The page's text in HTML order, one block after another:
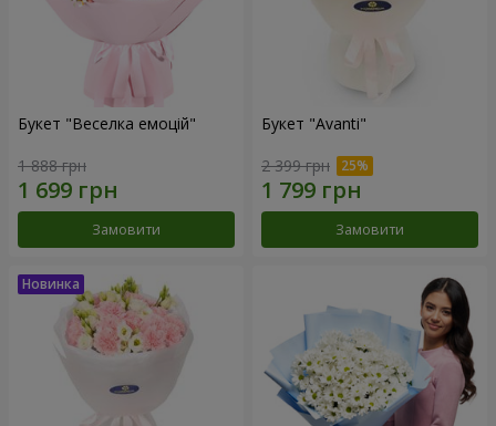
Букет "Веселка емоцій"
1 888 грн
Замовити
Букет "Avanti"
2 399 грн
Замовити